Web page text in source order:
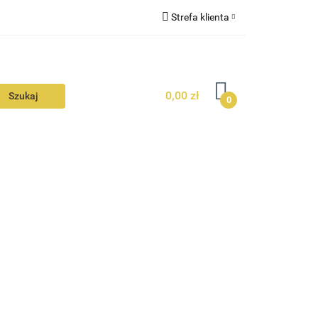
Strefa klienta
Dodaj zgłoszenie
0,00 zł 0